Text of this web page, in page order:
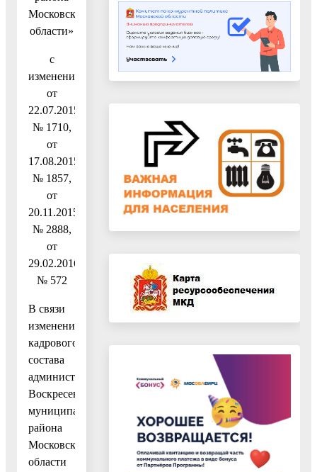
Московской
области»
с
изменениями
от
22.07.2015
№ 1710,
от
17.08.2015
№ 1857,
от
20.11.2015
№ 2888,
от
29.02.2016
№ 572
В связи
изменением
кадрового
состава
администрации
Воскресенского
муниципального
района
Московской
области